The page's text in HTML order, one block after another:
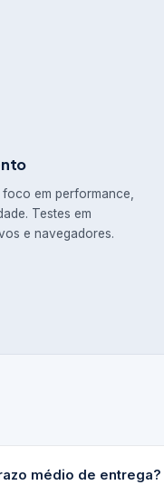
em performance,
Testes em
e navegadores.
médio de entrega?